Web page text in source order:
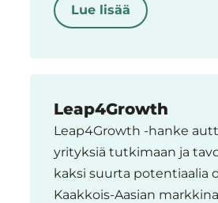
Lue lisää
Leap4Growth
Leap4Growth -hanke
yrityksiä tutkimaan ja
kaksi suurta potentiaalia
Kaakkois-Aasian